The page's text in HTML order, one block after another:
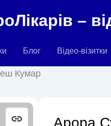
–
Блог Відео-візитки
Кумар
Арора